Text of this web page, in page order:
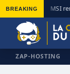
BREAKING MSI
ZAP-HOSTING